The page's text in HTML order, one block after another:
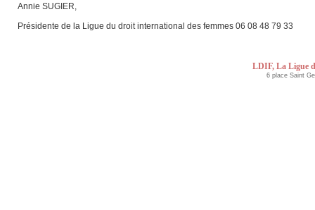
Annie SUGIER,
Présidente de la Ligue du droit international des femmes 06 08 48 79 33
LDIF, La Ligue
6 place Saint